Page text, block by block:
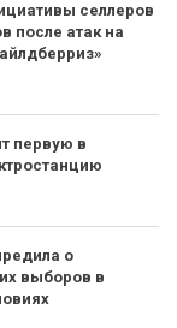
селлеров
после атак на
первую в
о
выборов в